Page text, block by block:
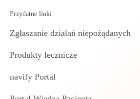
Przydatne linki
Zgłaszanie działań niepożądanych
Produkty lecznicze
navify Portal